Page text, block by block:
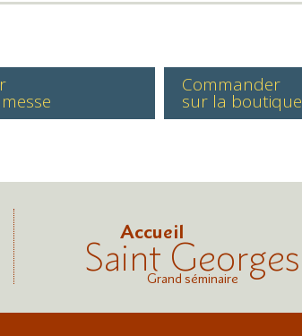
Commander
sur la boutique
Accueil
Saint Georges
Grand séminaire